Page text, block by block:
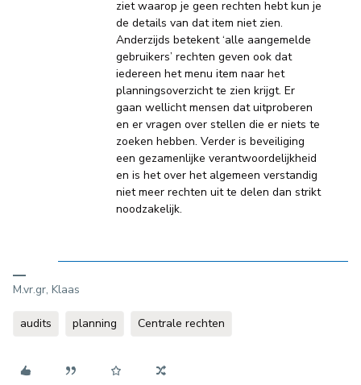
ziet waarop je geen rechten hebt kun je
de details van dat item niet zien.
Anderzijds betekent ‘alle aangemelde
gebruikers’ rechten geven ook dat
iedereen het menu item naar het
planningsoverzicht te zien krijgt. Er
gaan wellicht mensen dat uitproberen
en er vragen over stellen die er niets te
zoeken hebben. Verder is beveiliging
een gezamenlijke verantwoordelijkheid
en is het over het algemeen verstandig
niet meer rechten uit te delen dan strikt
noodzakelijk.
M.vr.gr, Klaas
audits planning Centrale rechten